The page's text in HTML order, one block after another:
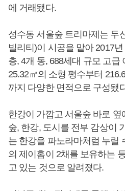
에 거래됐다.
성수동 서울숲 트리마제는 두
빌리티)이 시공을 맡아 2017
층, 4개 동, 688세대 규모 고급
25.32㎡의 소형 평수부터
까지 다양한 면적으로 구성됐
한강이 가깝고 서울숲 바로
숲, 한강, 도시를 전부 감상이
는 한강을 파노라마처럼 누릴
의 제이홉이 2채를 보유하는
고 있는 것으로 알려졌다.